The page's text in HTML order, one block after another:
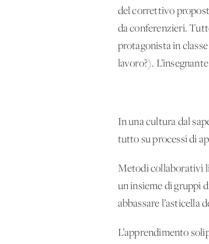
del correttivo
da conferenzieri.
protagonista in
lavoro?).
In una cultura dal
tutto su processi di
Metodi collaborativi
un insieme di gruppi
abbassare l’asticella
L’apprendimento